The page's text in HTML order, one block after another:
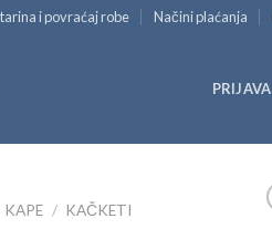
i povraćaj robe Načini plaćanja
PRIJAVA
KAPE / KAČKETI